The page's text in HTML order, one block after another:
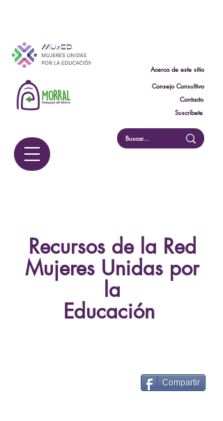
Acerca de este sitio
Consejo Consultivo
Contacto
Suscríbete
Compartir
Recursos de la Red
Mujeres Unidas por
la
Educación